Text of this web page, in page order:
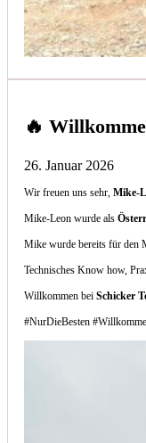
🔥
26. Januar 2026
Wir freuen uns sehr,Mike-
Mike-Leon wurde als
Mike wurde bereits für den
Technisches Know how,
Willkommen beiSchicker
#NurDieBesten
Simon Bilek
Anruf, 3
Thomas
aus unseren
Nettes Team,